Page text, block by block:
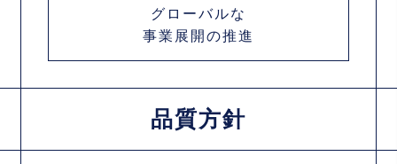
グローバルな
事業展開の推進
品質方針